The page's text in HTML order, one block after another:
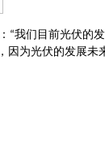
“我们目前光伏的
为光伏的发展未